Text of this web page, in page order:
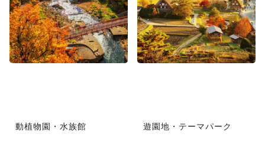
動植物園・水族館 遊園地・テーマパーク